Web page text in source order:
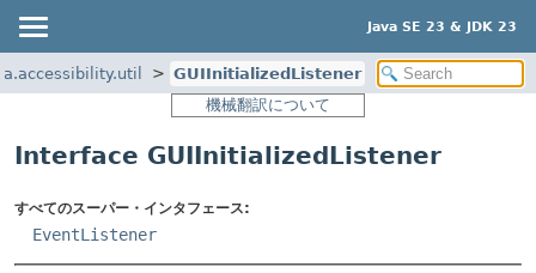
Java SE 23 & JDK 23
GUIInitializedListener
機械翻訳について
Interface GUIInitializedListener
すべてのスーパー・インタフェース:
EventListener